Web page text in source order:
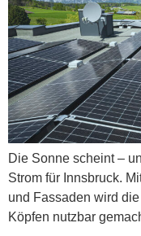
Die Sonne scheint –
Strom für Innsbruck.
und Fassaden wird
Köpfen nutzbar